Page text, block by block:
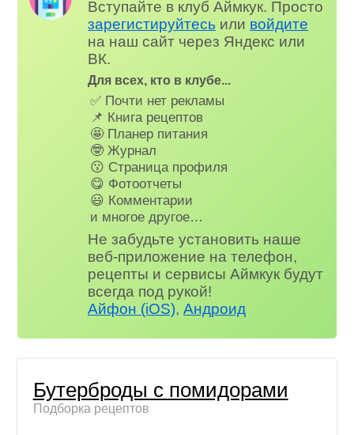
Вступайте в клуб Аймкук. Просто
зарегистируйтесь или войдите
на наш сайт через Яндекс или
ВК.
Для всех, кто в клубе...
✅ Почти нет рекламы
📌 Книга рецептов
🤩 Планер питания
🤓 Журнал
😗 Страница профиля
😋 Фотоотчеты
😃 Комментарии
и многое другое…
Не забудьте установить наше
веб-приложение на телефон,
рецепты и сервисы Аймкук будут
всегда под рукой!
Айфон (iOS),Андроид
Бутерброды с помидорами
Подборка рецептов